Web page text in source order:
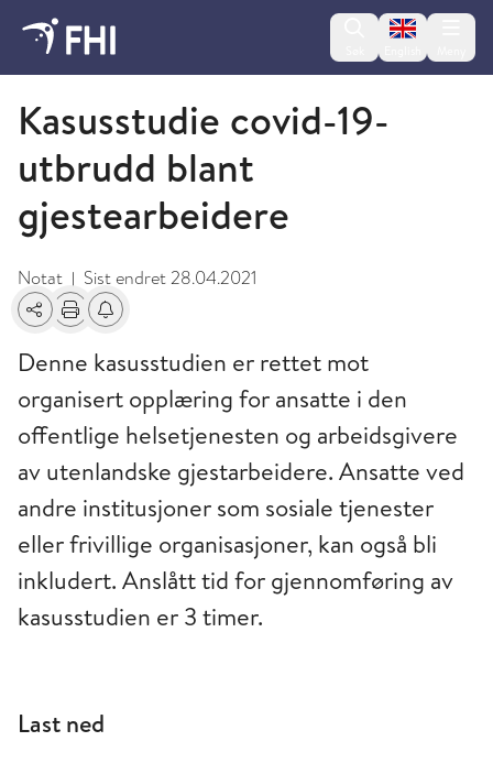
Change
2021 - publikasjoner fra FHI
Kasusstudie covid-19-
utbrudd blant
gjestearbeidere
Notat | Sist endret28.04.2021
Del Skriv utFå varsel om endringer
Denne kasusstudien er rettet mot
organisert opplæring for ansatte i den
offentlige helsetjenesten og arbeidsgivere
av utenlandske gjestarbeidere. Ansatte ved
andre institusjoner som sosiale tjenester
eller frivillige organisasjoner, kan også bli
inkludert. Anslått tid for gjennomføring av
kasusstudien er 3 timer.
Last ned